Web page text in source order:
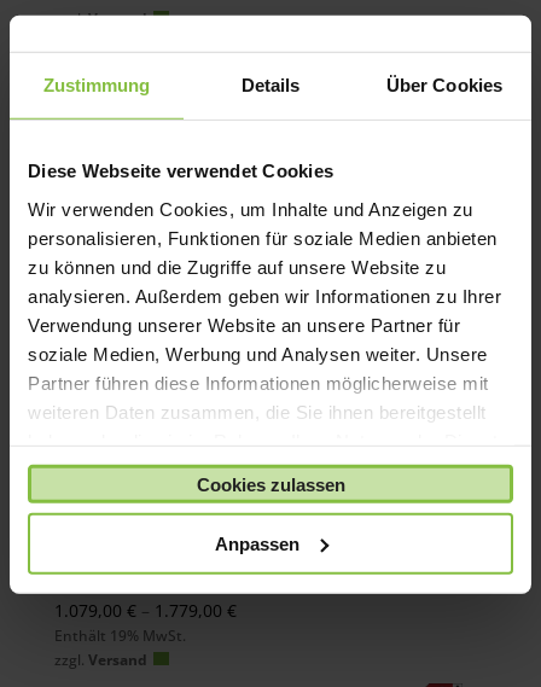
Zustimmung Details Über Cookies
Diese Webseite verwendet Cookies
Wir verwenden Cookies, um Inhalte und Anzeigen zu
personalisieren, Funktionen für soziale Medien anbieten
zu können und die Zugriffe auf unsere Website zu
analysieren. Außerdem geben wir Informationen zu Ihrer
Verwendung unserer Website an unsere Partner für
soziale Medien, Werbung und Analysen weiter. Unsere
Partner führen diese Informationen möglicherweise mit
weiteren Daten zusammen, die Sie ihnen bereitgestellt
gesammelt haben.
Cookies zulassen
Anpassen
bis
1.619,00 €
zzgl.Versand
iPad Air 13″ (M4) Wi-Fi + Cellular
1.079,00 € – 1.779,00 €Preisspanne:
Enthält 19% MwSt.
zzgl. Versand